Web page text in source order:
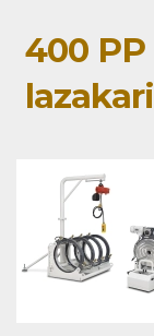
400